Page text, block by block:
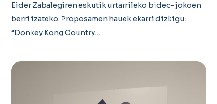
Eider Zabalegiren eskutik urtarrileko bideo-jokoen
berri izateko. Proposamen hauek ekarri dizkigu:
“Donkey Kong Country…